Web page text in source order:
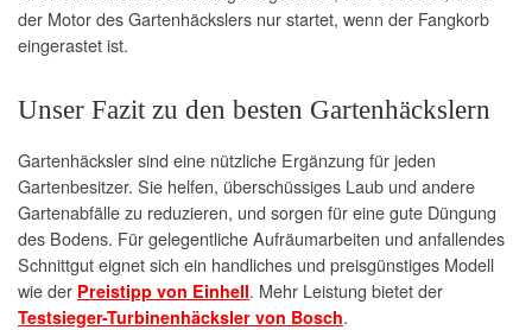
der Motor des Gartenhäckslers nur startet, wenn der Fangkorb
eingerastet ist.
Unser Fazit zu den besten Gartenhäckslern
Gartenhäcksler sind eine nützliche Ergänzung für jeden
Gartenbesitzer. Sie helfen, überschüssiges Laub und andere
Gartenabfälle zu reduzieren, und sorgen für eine gute Düngung
des Bodens. Für gelegentliche Aufräumarbeiten und anfallendes
Schnittgut eignet sich ein handliches und preisgünstiges Modell
wie der Preistipp von Einhell. Mehr Leistung bietet der
Testsieger-Turbinenhäcksler von Bosch.